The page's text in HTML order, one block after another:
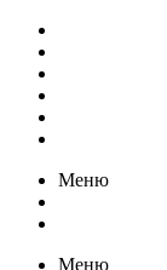
Меню
Меню